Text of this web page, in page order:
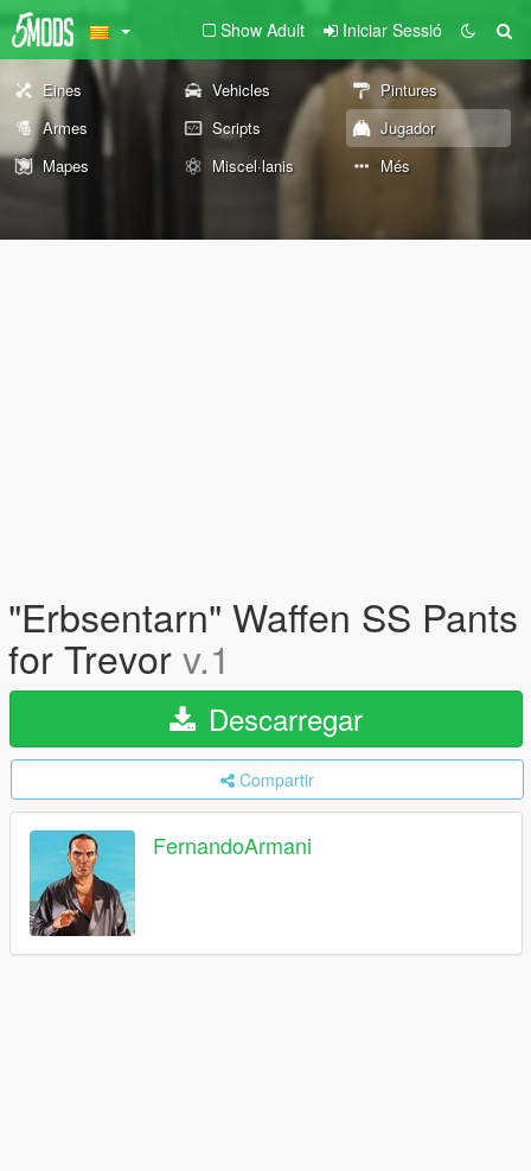
Show Adult Iniciar Sessió
Eines Vehicles
Pintures
Armes
Scripts
Jugador
Mapes
Miscel·lanis Més
"Erbsentarn" Waffen SS Pants
for Trevorv.1
Descarregar
Compartir
FernandoArmani